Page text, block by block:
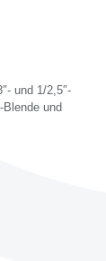
und 1/2,5″-
und